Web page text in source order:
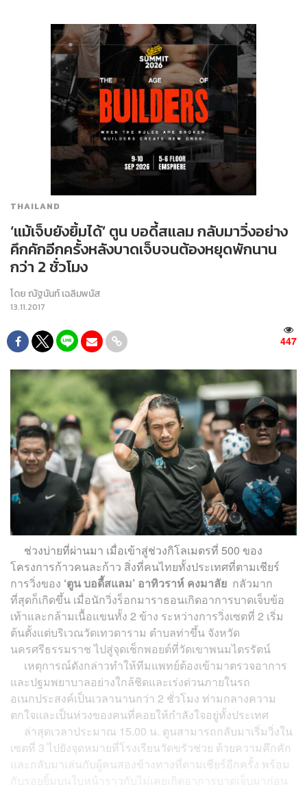
THAILAND
‘แม้เจ็บยังยิ้มได้’ ตูน บอดี้สแลม กลับมาวิ่งอย่าง
คึกคักอีกครั้งหลังบาดเจ็บจนต้องหยุดพักนาน
กว่า 2 ชั่วโมง
โดยณัฐนันท์ เฉลิมพนัส
13.11.2017
447
ช่วงบ่ายที่ผ่านมา เมื่อเข้าสู่ช่วงกิโลเมตรที่ 500 ของ
โครงการก้าวคนละก้าว สิ่งที่คนไทยทั้งประเทศที่ตามเชียร์
การวิ่งของ ‘ตูน บอดี้สแลม’ อาทิวราห์ คงมาลัย กลัวมาก
ที่สุดก็เกิดขึ้น เมื่อนักวิ่งร็อกมาราธอนเกิดอาการบาดเจ็บข้อ
เท้าและกล้ามเนื้อแขนทั้ง 2 ข้าง ระหว่างการวิ่งเซตที่ 2 เริ่ม
ต้นตั้งแต่บริเวณวัดเทวดาราม ตำบลท่าขึ้น จังหวัด
นครศรีธรรมราช ไปสู่จุดเช็กพอยต์ที่วัดเขาพนมไตรรัตน์
เหตุการณ์ดังกล่าวทำให้ทีมแพทย์ต้องเข้ามาตรวจอาการ
และปฐมพยาบาลอย่างใกล้ชิดและเร่งด่วนภายในรถ
อเนกประสงค์เป็นเวลานานกว่า 2 ชั่วโมง ท่ามกลางความ
ตกใจและเป็นห่วงของคนที่คอยให้กำลังใจอยู่ทั้งประเทศ
ล่าสุดเวลาประมาณ 15.00 น. ตูนสามารถกลับมาเริ่มวิ่งใน
เซตที่ 3 ไปยังจุดหมายที่โรงเรียนวัดขรัวช่วย ด้วยความคึกคัก
และกลับมาเล่นกับผู้คนสองข้างทางที่ตามเชียร์อีกครั้ง พร้อม
กับรอยยิ้มบนใบหน้าราวกับไม่เคยเกิดอาการบาดเจ็บมาก่อน